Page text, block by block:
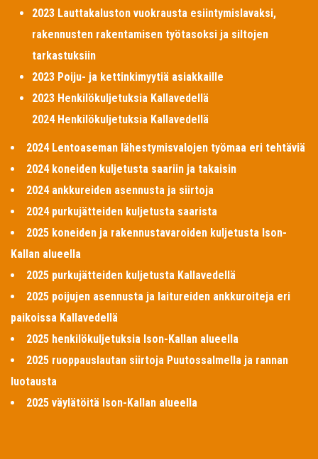
2023 Lauttakaluston vuokrausta esiintymislavaksi,
rakennusten rakentamisen työtasoksi ja siltojen
tarkastuksiin
2023 Poiju- ja kettinkimyytiä asiakkaille
2023 Henkilökuljetuksia Kallavedellä
2024 Henkilökuljetuksia Kallavedellä
2024 Lentoaseman lähestymisvalojen työmaa eri tehtäviä
2024 koneiden kuljetusta saariin ja takaisin
2024 ankkureiden asennusta ja siirtoja
2024 purkujätteiden kuljetusta saarista
2025 koneiden ja rakennustavaroiden kuljetusta Ison-
Kallan alueella
2025 purkujätteiden kuljetusta Kallavedellä
2025 poijujen asennusta ja laitureiden ankkuroiteja eri
paikoissa Kallavedellä
2025 henkilökuljetuksia Ison-Kallan alueella
2025 ruoppauslautan siirtoja Puutossalmella ja rannan
luotausta
2025 väylätöitä Ison-Kallan alueella